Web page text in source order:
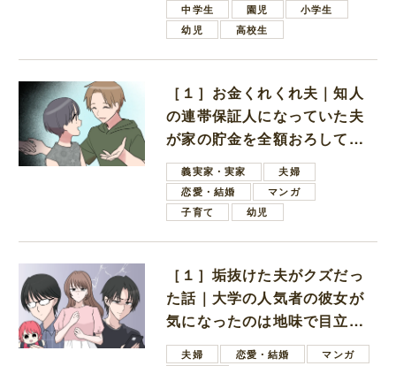
中学生
園児
小学生
幼児
高校生
［１］お金くれくれ夫｜知人
の連帯保証人になっていた夫
が家の貯金を全額おろしてほ
しいと言ってきた
義実家・実家
夫婦
恋愛・結婚
マンガ
子育て
幼児
［１］垢抜けた夫がクズだっ
た話｜大学の人気者の彼女が
気になったのは地味で目立た
ない男子学生
夫婦 恋愛・結婚
マンガ